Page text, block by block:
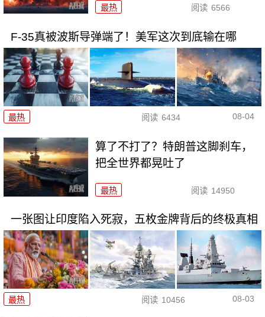
最热 阅读 6566
F-35真被波斯导弹端了！美军这次到底输在哪
最热 阅读 6434 08-04
算了不打了？特朗普这脚刹车，
把全世界都晃吐了
最热 阅读 14950
一张图让印度陷入死寂，五枚金牌背后的终极真相
最热 阅读 10456 08-03